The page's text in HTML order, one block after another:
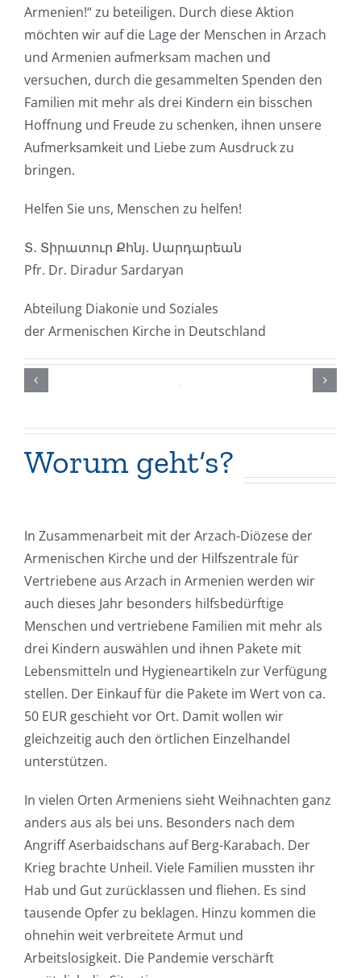
Armenien!“ zu beteiligen. Durch diese Aktion
möchten wir auf die Lage der Menschen in Arzach
und Armenien aufmerksam machen und
versuchen, durch die gesammelten Spenden den
Familien mit mehr als drei Kindern ein bisschen
Hoffnung und Freude zu schenken, ihnen unsere
Aufmerksamkeit und Liebe zum Ausdruck zu
bringen.
Helfen Sie uns, Menschen zu helfen!
Տ․ Տիրատուր Քհնյ․ Սարդարեան
Pfr. Dr. Diradur Sardaryan
Abteilung Diakonie und Soziales
der Armenischen Kirche in Deutschland
Worum geht‘s?
In Zusammenarbeit mit der Arzach-Diözese der
Armenischen Kirche und der Hilfszentrale für
Vertriebene aus Arzach in Armenien werden wir
auch dieses Jahr besonders hilfsbedürftige
Menschen und vertriebene Familien mit mehr als
drei Kindern auswählen und ihnen Pakete mit
Lebensmitteln und Hygieneartikeln zur Verfügung
stellen. Der Einkauf für die Pakete im Wert von ca.
50 EUR geschieht vor Ort. Damit wollen wir
gleichzeitig auch den örtlichen Einzelhandel
unterstützen.
In vielen Orten Armeniens sieht Weihnachten ganz
anders aus als bei uns. Besonders nach dem
Angriff Aserbaidschans auf Berg-Karabach. Der
Krieg brachte Unheil. Viele Familien mussten ihr
Hab und Gut zurücklassen und fliehen. Es sind
tausende Opfer zu beklagen. Hinzu kommen die
ohnehin weit verbreitete Armut und
Arbeitslosigkeit. Die Pandemie verschärft